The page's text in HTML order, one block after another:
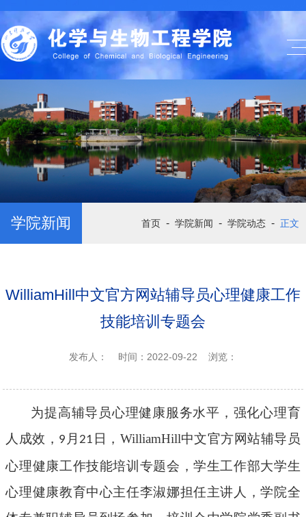
学院新闻 首页 - 学院新闻 - 学院动态 - 正文
WilliamHill中文官方网站辅导员心理健康工作
技能培训专题会
发布人： 时间：2022-09-22 浏览：
为提高辅导员心理健康服务水平，强化心理育
人成效， 9 月21 日，WilliamHill中文官方网站辅导员
心理健康工作技能培训专题会 ，学生工作部大学生
心理健康教育中心主任李淑娜担任主讲人，学院全